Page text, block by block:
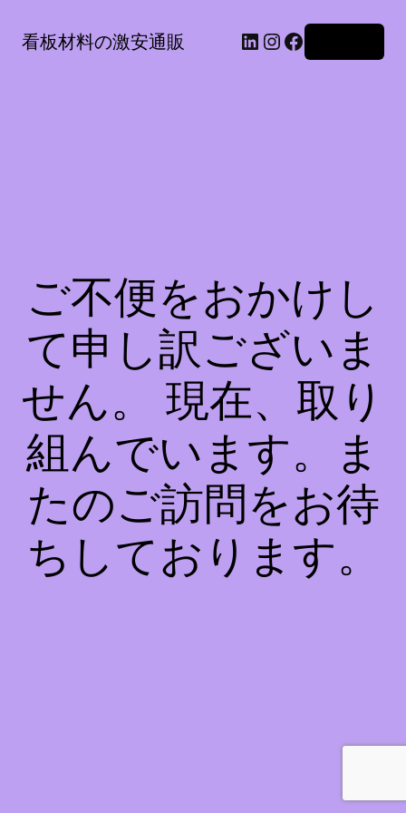
看板材料の激安通販 LinkedIn Instagram Facebook
ご不便をおかけし
て申し訳ございま
せん。 現在、取り
組んでいます。ま
たのご訪問をお待
ちしております。